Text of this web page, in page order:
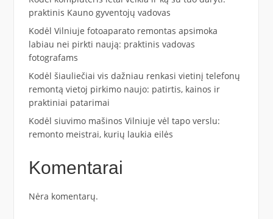
praktinis Kauno gyventojų vadovas
Kodėl Vilniuje fotoaparato remontas apsimoka
labiau nei pirkti naują: praktinis vadovas
fotografams
Kodėl šiauliečiai vis dažniau renkasi vietinį telefonų
remontą vietoj pirkimo naujo: patirtis, kainos ir
praktiniai patarimai
Kodėl siuvimo mašinos Vilniuje vėl tapo verslu:
remonto meistrai, kurių laukia eilės
Komentarai
Nėra komentarų.